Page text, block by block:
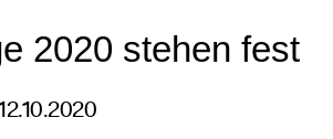
2020 stehen fest